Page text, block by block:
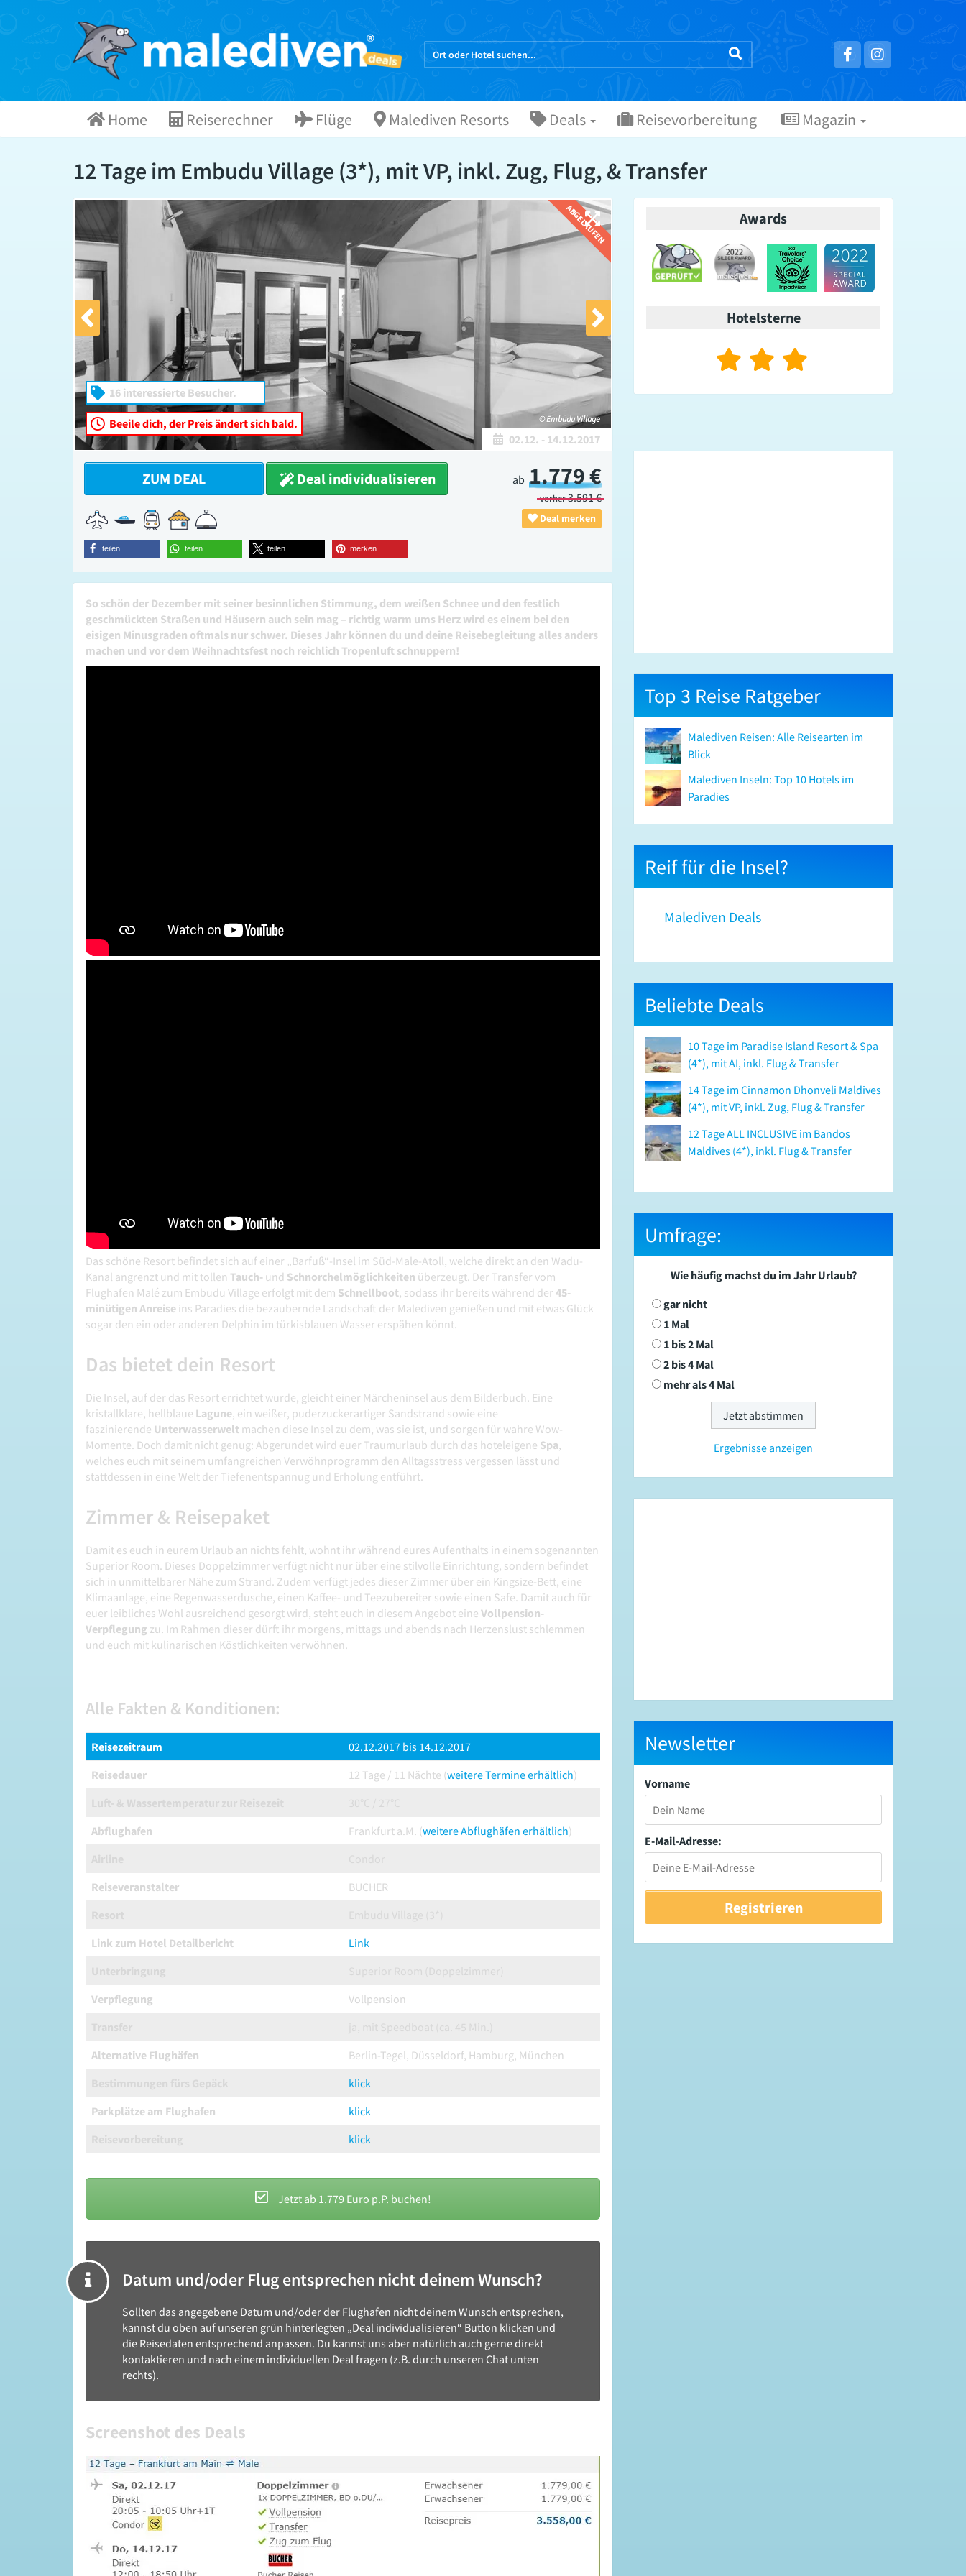
Home Reiserechner Flüge Malediven Resorts Deals Reisevorbereitung Magazin
12 Tage im Embudu Village (3*), mit VP, inkl. Zug, Flug, & Transfer
© Embudu Village
ABGELAUFEN
02.12. - 14.12.2017
16 interessierte Besucher.
Beeile dich, der Preis ändert sich bald.
Awards
Hotelsterne
ZUM DEAL Deal individualisieren ab 1.779 €
vorher3.591 €
Deal merken
teilen teilen teilen merken
So schön der Dezember mit seiner besinnlichen Stimmung, dem weißen Schnee und den festlich
geschmückten Straßen und Häusern auch sein mag – richtig warm ums Herz wird es einem bei den
eisigen Minusgraden oftmals nur schwer. Dieses Jahr können du und deine Reisebegleitung alles anders
machen und vor dem Weihnachtsfest noch reichlich Tropenluft schnuppern!
Das schöne Resort befindet sich auf einer „Barfuß“-Insel im Süd-Male-Atoll, welche direkt an den Wadu-
Kanal angrenzt und mit tollen Tauch- und Schnorchelmöglichkeiten überzeugt. Der Transfer vom
Flughafen Malé zum Embudu Village erfolgt mit dem Schnellboot, sodass ihr bereits während der 45-
minütigen Anreise ins Paradies die bezaubernde Landschaft der Malediven genießen und mit etwas Glück
sogar den ein oder anderen Delphin im türkisblauen Wasser erspähen könnt.
Das bietet dein Resort
Die Insel, auf der das Resort errichtet wurde, gleicht einer Märcheninsel aus dem Bilderbuch. Eine
kristallklare, hellblaue Lagune, ein weißer, puderzuckerartiger Sandstrand sowie eine
faszinierende Unterwasserwelt machen diese Insel zu dem, was sie ist, und sorgen für wahre Wow-
Momente. Doch damit nicht genug: Abgerundet wird euer Traumurlaub durch das hoteleigene Spa,
welches euch mit seinem umfangreichen Verwöhnprogramm den Alltagsstress vergessen lässt und
stattdessen in eine Welt der Tiefenentspannug und Erholung entführt.
Zimmer & Reisepaket
Damit es euch in eurem Urlaub an nichts fehlt, wohnt ihr während eures Aufenthalts in einem sogenannten
Superior Room. Dieses Doppelzimmer verfügt nicht nur über eine stilvolle Einrichtung, sondern befindet
sich in unmittelbarer Nähe zum Strand. Zudem verfügt jedes dieser Zimmer über ein Kingsize-Bett, eine
Klimaanlage, eine Regenwasserdusche, einen Kaffee- und Teezubereiter sowie einen Safe. Damit auch für
euer leibliches Wohl ausreichend gesorgt wird, steht euch in diesem Angebot eine Vollpension-
Verpflegung zu. Im Rahmen dieser dürft ihr morgens, mittags und abends nach Herzenslust schlemmen
und euch mit kulinarischen Köstlichkeiten verwöhnen.
Alle Fakten & Konditionen:
Reisezeitraum
02.12.2017 bis 14.12.2017
Reisedauer
12 Tage / 11 Nächte (weitere Termine erhältlich)
Abflughafen
Frankfurt a.M. (weitere Abflughäfen erhältlich)
Reiseveranstalter
BUCHER
Link zum Hotel Detailbericht
Link
Verpflegung
Vollpension
Alternative Flughäfen
Berlin-Tegel, Düsseldorf, Hamburg, München
klick
Parkplätze am Flughafen
klick
klick
Jetzt ab 1.779 Euro p.P. buchen!
Datum und/oder Flug entsprechen nicht deinem Wunsch?
Sollten das angegebene Datum und/oder der Flughafen nicht deinem Wunsch entsprechen,
kannst du oben auf unseren grün hinterlegten „Deal individualisieren“ Button klicken und
die Reisedaten entsprechend anpassen. Du kannst uns aber natürlich auch gerne direkt
kontaktieren und nach einem individuellen Deal fragen (z.B. durch unseren Chat unten
rechts).
Screenshot des Deals
Top 3 Reise Ratgeber
Malediven Reisen: Alle Reisearten im
Blick
Malediven Inseln: Top 10 Hotels im
Paradies
Reif für die Insel?
Malediven Deals
Beliebte Deals
10 Tage im Paradise Island Resort & Spa
(4*), mit AI, inkl. Flug & Transfer
14 Tage im Cinnamon Dhonveli Maldives
(4*), mit VP, inkl. Zug, Flug & Transfer
12 Tage ALL INCLUSIVE im Bandos
Maldives (4*), inkl. Flug & Transfer
Umfrage:
Wie häufig machst du im Jahr Urlaub?
gar nicht
1 Mal
1 bis 2 Mal
2 bis 4 Mal
mehr als 4 Mal
Ergebnisse anzeigen
Newsletter
Vorname
E-Mail-Adresse: